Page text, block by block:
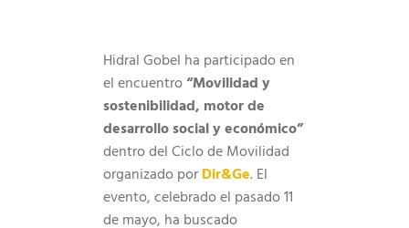
Hidral Gobel ha participado en
el encuentro“Movilidad y
sostenibilidad, motor de
desarrollo social y económico”
dentro del Ciclo de Movilidad
organizado porDir&Ge. El
evento, celebrado el pasado 11
de mayo, ha buscado